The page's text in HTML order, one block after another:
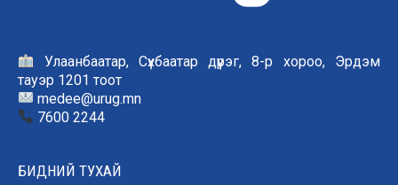
Улаанбаатар, Сүхбаатар дүүрэг, 8-р хороо, Эрдэм
тауэр 1201 тоот
medee@urug.mn
7600 2244
БИДНИЙ ТУХАЙ